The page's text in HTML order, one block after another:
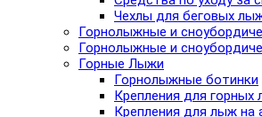
Чехлы для беговых
Горнолыжные и
Горнолыжные и
Горные Лыжи
Горнолыжные ботинки
Крепления для горных
Крепления для лыж на